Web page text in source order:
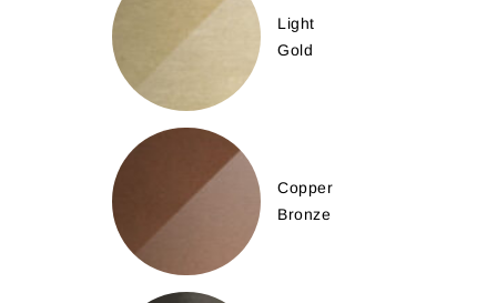
Light
Gold
Copper
Bronze